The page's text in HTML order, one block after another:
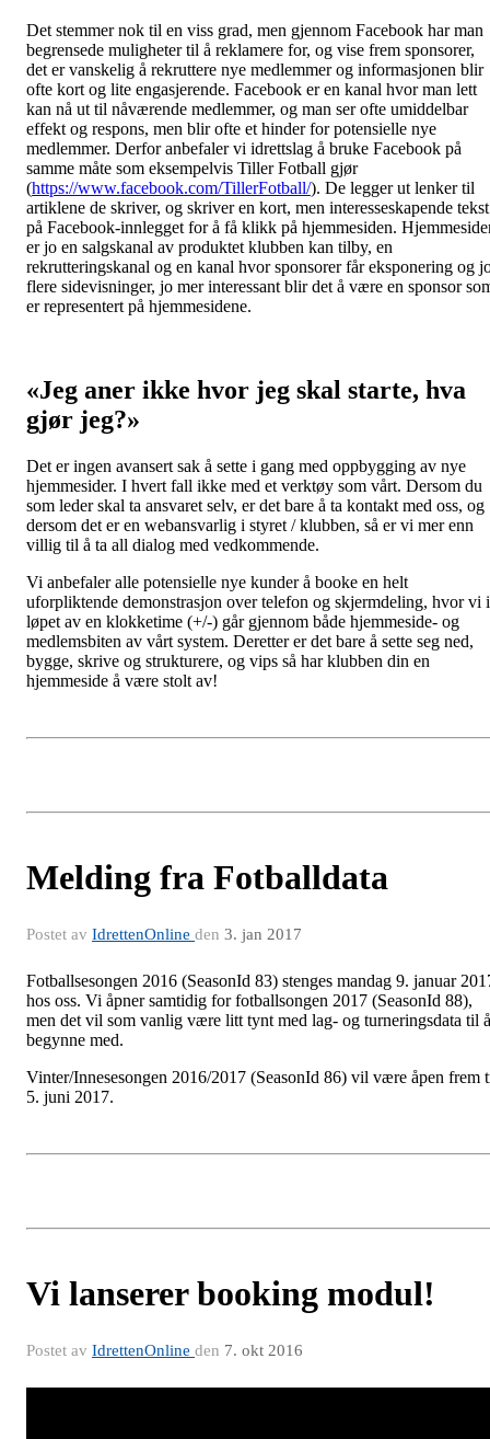
Det stemmer nok til en viss grad, men gjennom Facebook har man
begrensede muligheter til å reklamere for, og vise frem sponsorer,
det er vanskelig å rekruttere nye medlemmer og informasjonen blir
ofte kort og lite engasjerende. Facebook er en kanal hvor man lett
kan nå ut til nåværende medlemmer, og man ser ofte umiddelbar
effekt og respons, men blir ofte et hinder for potensielle nye
medlemmer. Derfor anbefaler vi idrettslag å bruke Facebook på
samme måte som eksempelvis Tiller Fotball gjør
(https://www.facebook.com/TillerFotball/). De legger ut lenker til
artiklene de skriver, og skriver en kort, men interesseskapende tekst
på Facebook-innlegget for å få klikk på hjemmesiden.
er jo en salgskanal av produktet klubben kan tilby, en
rekrutteringskanal og en kanal hvor sponsorer får eksponering og
flere sidevisninger, jo mer interessant blir det å være en sponsor
er representert på hjemmesidene.
«Jeg aner ikke hvor jeg skal starte, hva
gjør jeg?»
Det er ingen avansert sak å sette i gang med oppbygging av nye
hjemmesider. I hvert fall ikke med et verktøy som vårt. Dersom du
som leder skal ta ansvaret selv, er det bare å ta kontakt med oss, og
dersom det er en webansvarlig i styret / klubben, så er vi mer enn
villig til å ta all dialog med vedkommende.
Vi anbefaler alle potensielle nye kunder å booke en helt
uforpliktende demonstrasjon over telefon og skjermdeling, hvor vi i
løpet av en klokketime (+/-) går gjennom både hjemmeside- og
medlemsbiten av vårt system. Deretter er det bare å sette seg ned,
bygge, skrive og strukturere, og vips så har klubben din en
hjemmeside å være stolt av!
Melding fra Fotballdata
Postet av IdrettenOnline den 3. jan 2017
Fotballsesongen 2016 (SeasonId 83) stenges mandag 9. januar
hos oss. Vi åpner samtidig for fotballsongen 2017 (SeasonId 88),
men det vil som vanlig være litt tynt med lag- og turneringsdata til å
begynne med.
Vinter/Innesesongen 2016/2017 (SeasonId 86) vil være åpen frem
5. juni 2017.
Vi lanserer booking modul!
Postet av IdrettenOnline den 7. okt 2016